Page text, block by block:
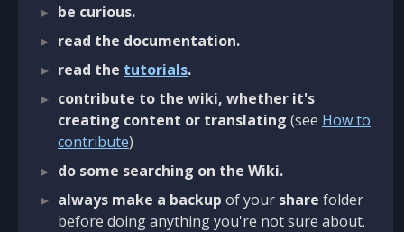
be curious.
read the documentation.
read the tutorials.
contribute to the wiki, whether it's
creating content or translating (see How to
contribute)
do some searching on the Wiki.
always make a backup of your share folder
before doing anything you're not sure about.